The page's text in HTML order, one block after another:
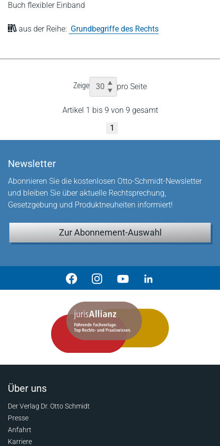
Buch flexibler Einband
aus der Reihe: Grundbegriffe des Rechts
Zeige pro Seite
Artikel 1 bis 9 von 9 gesamt
1
Newsletter
Abonnieren Sie die kostenlosen Otto-Schmidt-Newsletter
und bleiben Sie über aktuelle Rechtsprechung,
Gesetzgebung und Produktneuheiten informiert!
Zur Abonnement-Auswahl
Über uns
Der Verlag Dr. Otto Schmidt
Presse
Anfahrt
Karriere